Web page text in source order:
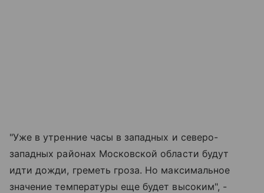
"Уже в утренние часы в западных и северо-
западных районах Московской области будут
идти дожди, греметь гроза. Но максимальное
значение температуры еще будет высоким", -